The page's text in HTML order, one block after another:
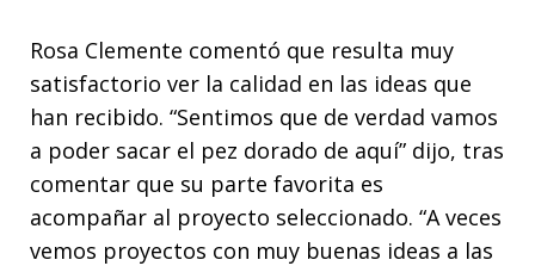
Rosa Clemente comentó que resulta muy
satisfactorio ver la calidad en las ideas que
han recibido. “Sentimos que de verdad vamos
a poder sacar el pez dorado de aquí” dijo, tras
comentar que su parte favorita es
acompañar al proyecto seleccionado. “A veces
vemos proyectos con muy buenas ideas a las